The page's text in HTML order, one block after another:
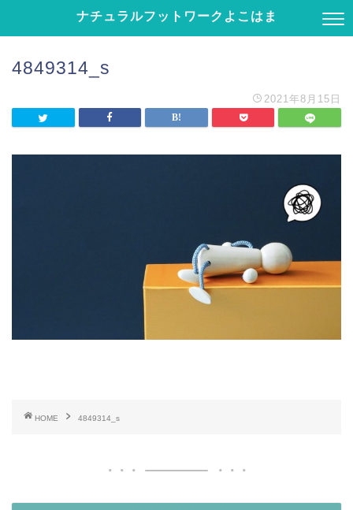
ナチュラルフットワークよこはま
4849314_s
2021年8月15日
HOME 4849314_s